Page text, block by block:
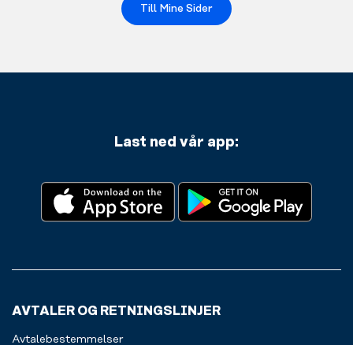
Till Mine Sider
Last ned vår app:
AVTALER OG RETNINGSLINJER
Avtalebestemmelser